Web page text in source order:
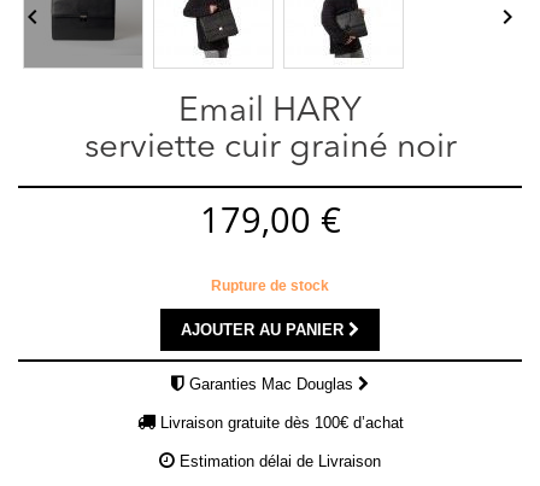
 
Email HARY
serviette cuir grainé noir
179,00 €
Rupture de stock
AJOUTER AU PANIER
Garanties Mac Douglas
Livraison gratuite dès 100€ d’achat
Estimation délai de Livraison